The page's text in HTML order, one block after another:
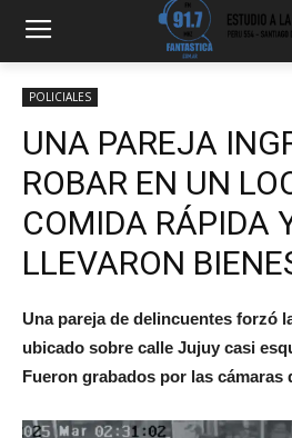
POLICIALES
UNA PAREJA
ROBAR EN UN
COMIDA RÁPIDA
LLEVARON
Una pareja de delincuentes forzó
ubicado sobre calle Jujuy casi
Fueron grabados por las cámaras